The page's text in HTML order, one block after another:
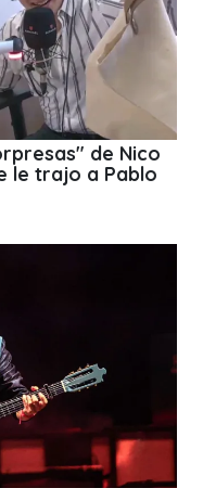
de Nico
le trajo a Pablo